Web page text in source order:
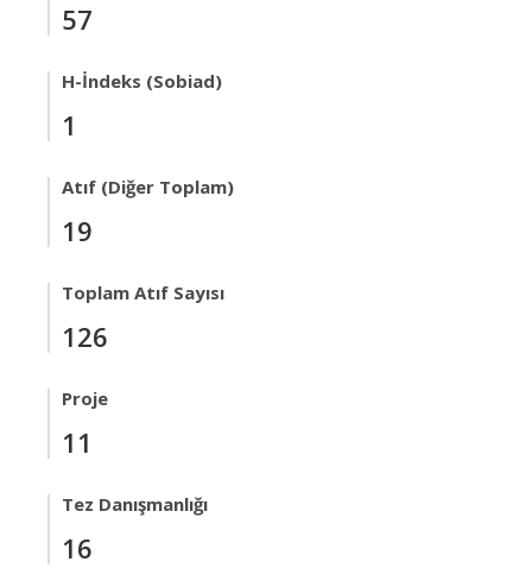
57
H-İndeks (Sobiad)
1
Atıf (Diğer Toplam)
19
Toplam Atıf Sayısı
126
Proje
11
Tez Danışmanlığı
16